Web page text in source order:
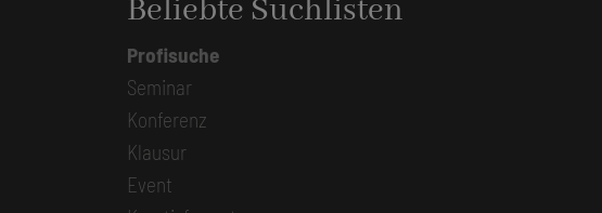
Beliebte Suchlisten
Profisuche
Seminar
Konferenz
Klausur
Event